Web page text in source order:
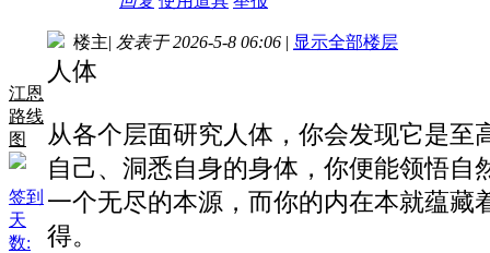
江恩
路线
图
签到
天
数:
楼主| 发表于 2026-5-8 06:06 | 显示全部楼层
人体
从各个层面研究人体，你会发现它是至
自己、洞悉自身的身体，你便能领悟
一个无尽的本源，而你的内在本就蕴
得。